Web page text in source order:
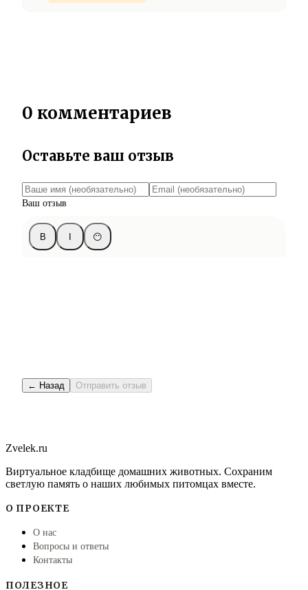
0 комментариев
Оставьте ваш отзыв
Ваш отзыв
B I 😶
← Назад Отправить отзыв
Zvelek.ru
Виртуальное кладбище домашних животных. Сохраним
светлую память о наших любимых питомцах вместе.
О ПРОЕКТЕ
О нас
Вопросы и ответы
Контакты
ПОЛЕЗНОЕ